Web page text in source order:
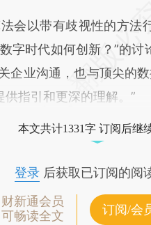
以带有歧视性的方法
字时代如何创新？”的
企业沟通，也与顶尖的
指引和更深的理解。”
本文共计1331字 订阅后继
登录后获取已订阅的阅
财新通会员
可畅读全文
订阅/会